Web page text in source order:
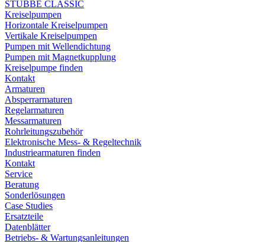
STÜBBE CLASSIC
Kreiselpumpen
Horizontale Kreiselpumpen
Vertikale Kreiselpumpen
Pumpen mit Wellendichtung
Pumpen mit Magnetkupplung
Kreiselpumpe finden
Kontakt
Armaturen
Absperrarmaturen
Regelarmaturen
Messarmaturen
Rohrleitungszubehör
Elektronische Mess- & Regeltechnik
Industriearmaturen finden
Kontakt
Service
Beratung
Sonderlösungen
Case Studies
Ersatzteile
Datenblätter
Betriebs- & Wartungsanleitungen